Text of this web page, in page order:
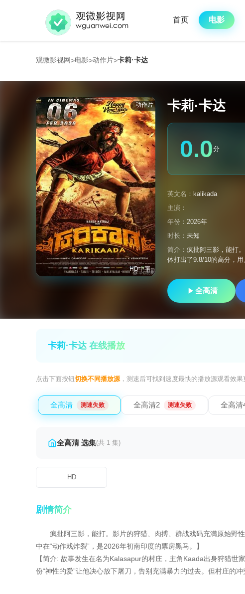
首页 电影
观微影视网>电影>动作片>卡莉·卡达
动作片
HD中字
卡莉·卡达
0.0分
英文名： kalikada
主演：
年份： 2026年
时长： 未知
简介： 疯批阿三影，能打
体打出了9.8/10的高分，用
全高清
卡莉·卡达 在线播放
点击下面按钮切换不同播放源，测速后可找到速度最快的播放源观看效果
全高清 测速失败 全高清2 测速失败 全高清
全高清 选集(共 1 集)
HD
剧情简介
疯批阿三影，能打。影片的狩猎、肉搏、群战戏码充满原始野
中在“动作戏炸裂”，是2026年初南印度的票房黑马。】
【简介: 故事发生在名为Kalasapur的村庄，主角Kaada出身狩猎
份“神性的爱”让他决心放下屠刀，告别充满暴力的过去。但村庄的